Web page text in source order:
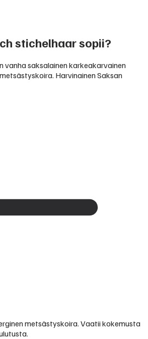
stichelhaar sopii?
vanha saksalainen karkeakarvainen
Harvinainen Saksan
metsästyskoira. Vaatii kokemusta